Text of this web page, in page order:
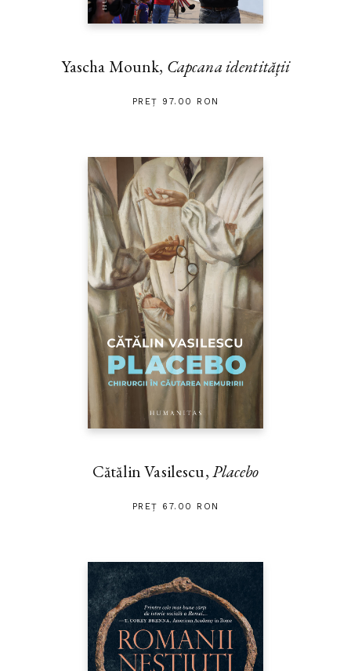
Yascha Mounk, Capcana identității
PREȚ 97.00 RON
Cătălin Vasilescu,Placebo
PREȚ 67.00 RON